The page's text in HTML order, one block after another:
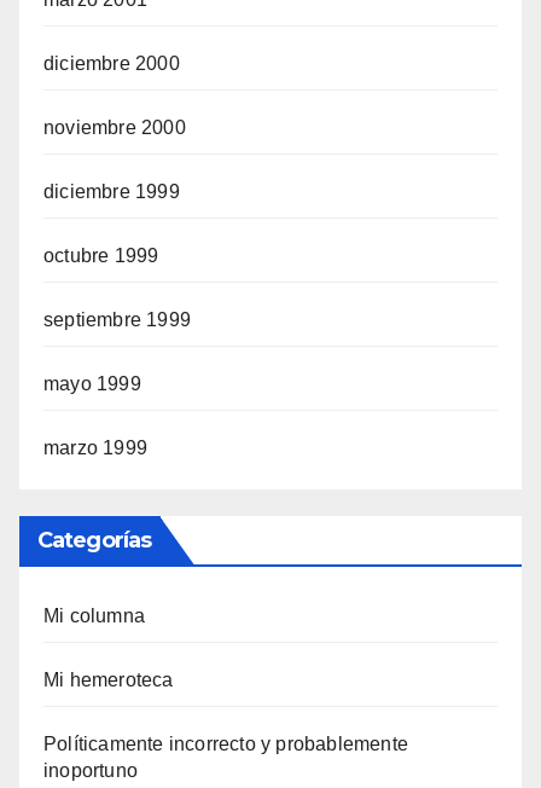
diciembre 2000
noviembre 2000
diciembre 1999
octubre 1999
septiembre 1999
mayo 1999
marzo 1999
Categorías
Mi columna
Mi hemeroteca
Polí­ticamente incorrecto y probablemente
inoportuno